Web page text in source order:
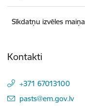
Sīkdatņu izvēles maiņa
Kontakti
+371 67013100
E-pasts:
pasts@em.gov.lv